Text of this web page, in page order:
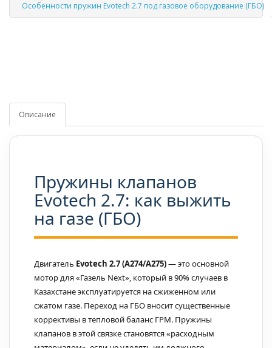
Особенности пружин Evotech 2.7 под газовое оборудование (ГБО)
Описание
Пружины клапанов
Evotech 2.7: как выжить
на газе (ГБО)
Двигатель Evotech 2.7 (А274/А275)— это основной
мотор для «Газель Next», который в 90% случаев в
Казахстане эксплуатируется на сжиженном или
сжатом газе. Переход на ГБО вносит существенные
коррективы в тепловой баланс ГРМ. Пружины
клапанов в этой связке становятся «расходным